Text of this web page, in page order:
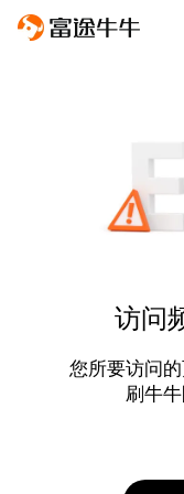
访问
您所要访问
刷牛